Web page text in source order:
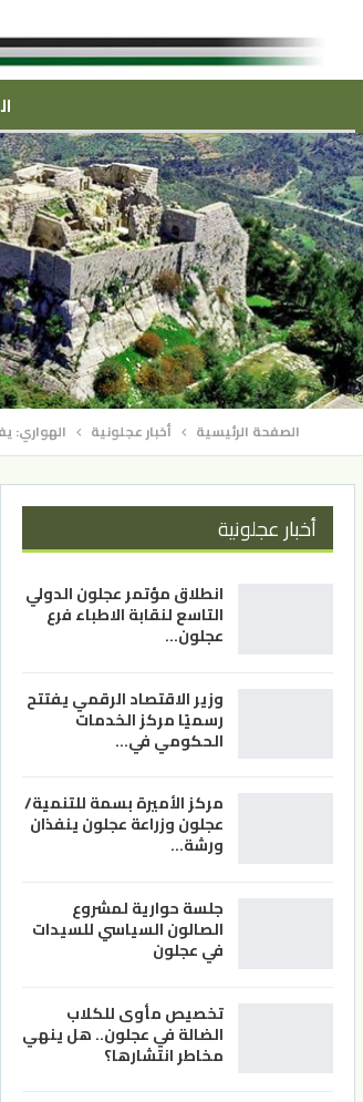
الصفحة الرئيسية أخبار عجلونية الهواري:
أخبار عجلونية
انطلاق مؤتمر عجلون الدولي
التاسع لنقابة الاطباء فرع
عجلون…
وزير الاقتصاد الرقمي يفتتح
رسميًا مركز الخدمات
الحكومي في…
مركز الأميرة بسمة للتنمية/
عجلون وزراعة عجلون ينفذان
ورشة…
جلسة حوارية لمشروع
الصالون السياسي للسيدات
في عجلون
تخصيص مأوى للكلاب
الضالة في عجلون.. هل ينهي
مخاطر انتشارها؟